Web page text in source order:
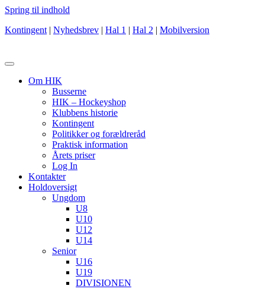
Spring til indhold
Kontingent | Nyhedsbrev | Hal 1 | Hal 2 | Mobilversion
Om HIK
Busserne
HIK – Hockeyshop
Klubbens historie
Kontingent
Politikker og forældreråd
Praktisk information
Årets priser
Log In
Kontakter
Holdoversigt
Ungdom
U8
U10
U12
U14
Senior
U16
U19
DIVISIONEN